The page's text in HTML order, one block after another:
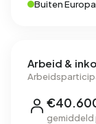
Buiten Europa
Arbeid &
gemiddeld